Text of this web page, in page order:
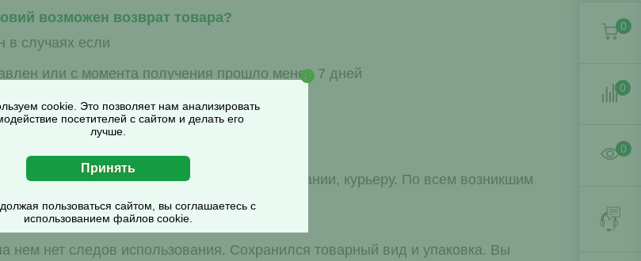
возможен возврат товара?
в случаях если
или с момента получения прошло менее 7 дней
не в полной комплектации
товар
складе, в пункте выдачи транспортной компании, курьеру. По всем возникшим
менеджеры. Звоните!
нем нет следов использования. Сохранился товарный вид и упаковка. Вы
0
0
0
cookie. Это позволяет нам анализировать
посетителей с сайтом и делать его
лучше.
пользоваться сайтом, вы соглашаетесь с
использованием файлов cookie.